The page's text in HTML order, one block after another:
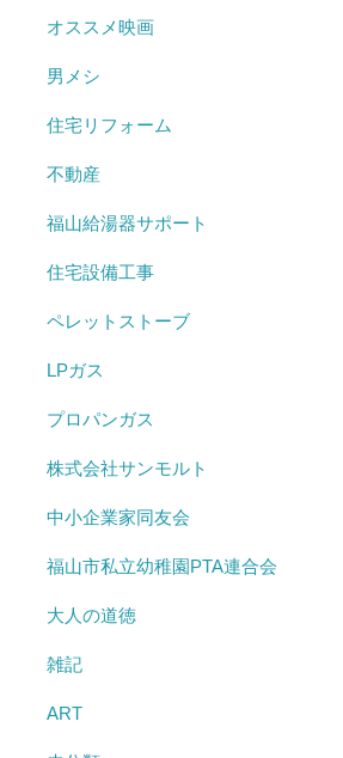
オススメ映画
男メシ
住宅リフォーム
不動産
福山給湯器サポート
住宅設備工事
ペレットストーブ
LPガス
プロパンガス
株式会社サンモルト
中小企業家同友会
福山市私立幼稚園PTA連合会
大人の道徳
雑記
ART